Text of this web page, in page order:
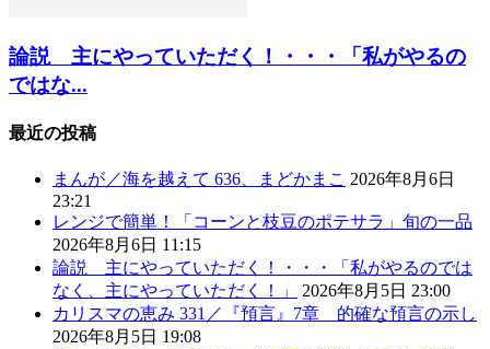
論説 主にやっていただく！・・・「私がやるの
ではな...
最近の投稿
まんが／海を越えて 636、まどかまこ 2026年8月6日
23:21
レンジで簡単！「コーンと枝豆のポテサラ」旬の一品
2026年8月6日 11:15
論説 主にやっていただく！・・・「私がやるのでは
なく、主にやっていただく！」
2026年8月5日 23:00
カリスマの恵み 331／『預言』7章 的確な預言の示し
2026年8月5日 19:08